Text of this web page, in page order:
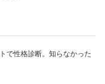
で性格診断。知らなかった